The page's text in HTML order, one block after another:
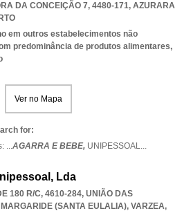
DA CONCEIÇÃO 7, 4480-171, AZURARA
em outros estabelecimentos não
predominância de produtos alimentares,
Ver no Mapa
for:
...AGARRA E BEBE, UNIPESSOAL...
Lda
180 R/C, 4610-284, UNIÃO DAS
(SANTA EULALIA), VARZEA,